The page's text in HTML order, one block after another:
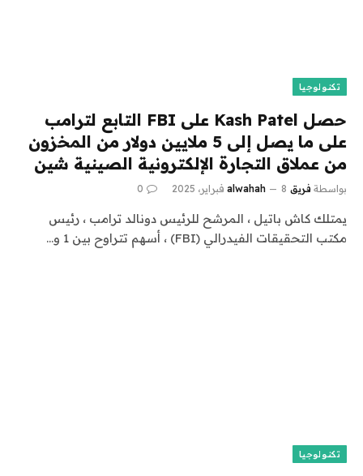
تكنولوجيا
حصل Kash Patel على FBI التابع لترامب
على ما يصل إلى 5 ملايين دولار من المخزون
من عملاق التجارة الإلكترونية الصينية شين
بواسطة فريق alwahah 8 فبراير، 2025 0
يمتلك كاش باتيل ، المرشح للرئيس دونالد ترامب ، رئيس
مكتب التحقيقات الفيدرالي (FBI) ، أسهم تتراوح بين 1 و…
تكنولوجيا